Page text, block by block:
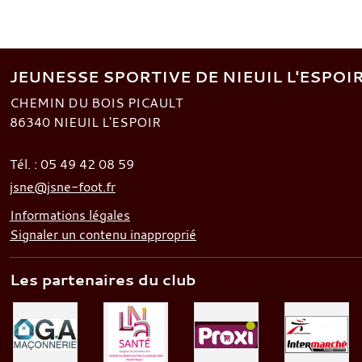
JEUNESSE SPORTIVE DE NIEUIL
CHEMIN DU BOIS PICAULT
86340 NIEUIL L'ESPOIR
Tél. : 05 49 42 08 59
jsne@jsne-foot.fr
Informations légales
Signaler un contenu inapproprié
Les partenaires du club